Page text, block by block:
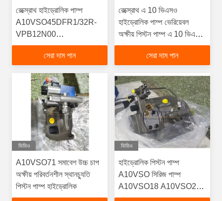
রেক্স্রোথ হাইড্রোলিক পাম্প
A10VSO45DFR1/32R-
VPB12N00
A10VSO100DR/32R-
VPB22U99 E-
PPB12N00
সেরা দাম পান
রেক্স্রোথ এ 10 ভিএসও
হাইড্রোলিক পাম্প ভেরিয়েবল
অক্ষীয় পিস্টন পাম্প এ 10 ভিএসও
সিরিজ এক্সক্যাভারের প্রতিস্থাপন
উচ্চ দক্ষতা এবং দীর্ঘ জীবন
সেরা দাম পান
ভিডিও
A10VSO71 সমাবেশ উচ্চ চাপ
অক্ষীয় পরিবর্তনশীল স্থানচ্যুতি
পিস্টন পাম্প হাইড্রোলিক
ভিডিও
হাইড্রোলিক পিস্টন পাম্প
A10VSO সিরিজ পাম্প
A10VSO18 A10VSO28
A10VSO45 A10VSO71